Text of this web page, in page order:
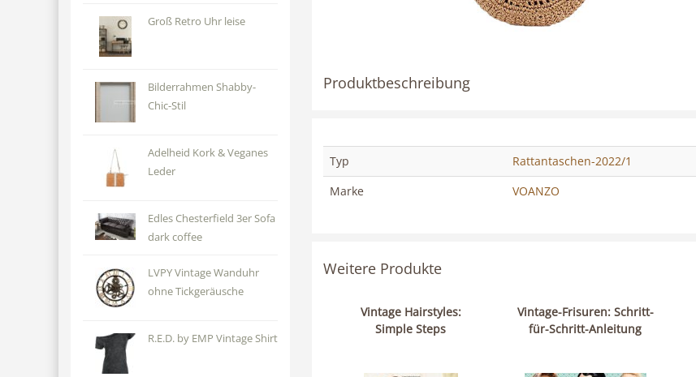
Groß Retro Uhr leise
Bilderrahmen Shabby-
Chic-Stil
Adelheid Kork & Veganes
Leder
Edles Chesterfield 3er Sofa
dark coffee
LVPY Vintage Wanduhr
ohne Tickgeräusche
R.E.D. by EMP Vintage Shirt
Produktbeschreibung
Typ
Rattantaschen-2022/1
Marke
VOANZO
Weitere Produkte
Vintage Hairstyles:
Simple Steps
Vintage-Frisuren: Schritt-
für-Schritt-Anleitung